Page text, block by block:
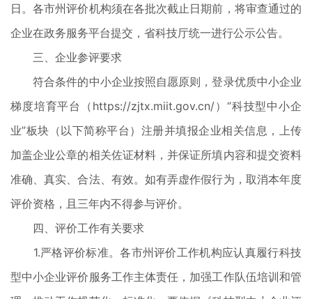
日。各市州评价机构须在各批次截止日期前，将审查通过的
企业在政务服务平台提交，省科技厅统一进行公示公告。
三、企业参评要求
符合条件的中小企业按照自愿原则，登录优质中小企业
梯度培育平台（https://zjtx.miit.gov.cn/）“科技型中小企
业”板块（以下简称平台）注册并填报企业相关信息，上传
加盖企业公章的相关佐证材料，并保证所填内容和提交资料
准确、真实、合法、有效。如有弄虚作假行为，取消本年度
评价资格，且三年内不得参与评价。
四、评价工作有关要求
1.严格评价标准。各市州评价工作机构应认真履行科技
型中小企业评价服务工作主体责任，加强工作队伍培训和管